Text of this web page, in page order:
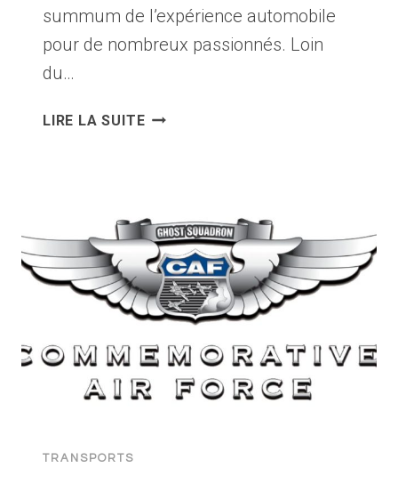
summum de l’expérience automobile
pour de nombreux passionnés. Loin
du…
LIRE LA SUITEDÉCOUVRIR
CONDUITE
AUTOMOBILE
SUR
PISTE
EN
SÉCURITÉ
TRANSPORTS